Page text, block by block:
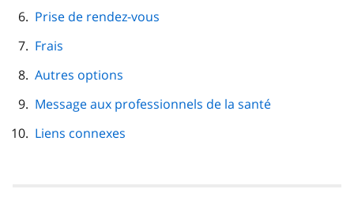
Prise de rendez-vous
Frais
Autres options
Message aux professionnels de la santé
Liens connexes